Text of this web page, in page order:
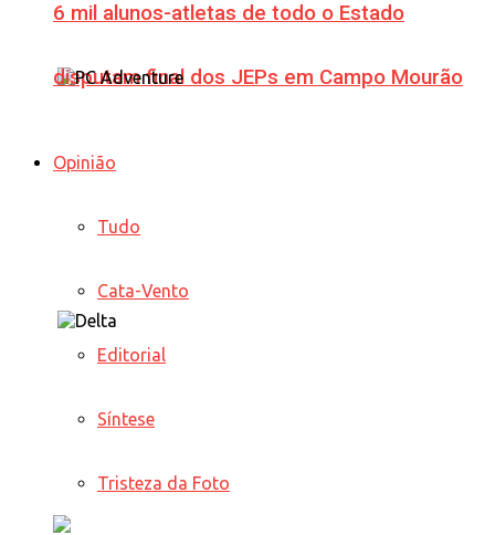
6 mil alunos-atletas de todo o Estado
disputam final dos JEPs em Campo Mourão
Opinião
Tudo
Cata-Vento
Editorial
Síntese
Tristeza da Foto